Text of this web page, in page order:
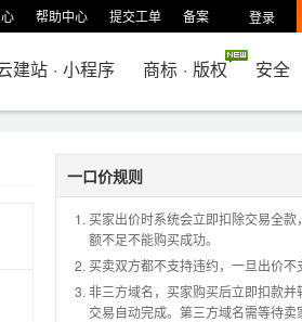
帮助中心 提交工单 备案 登录
建站 · 小程序 商标 · 版权 安全
一口价规则
买家出价时系统会立即扣除交易全款
额不足不能购买成功。
买卖双方都不支持违约，一旦出价不
非三方域名，买家购买后立即扣款并
交易自动完成。第三方域名需等待卖